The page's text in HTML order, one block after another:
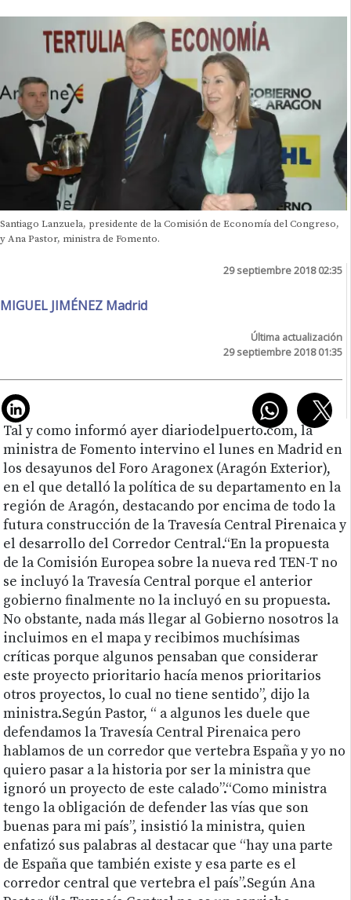
Santiago Lanzuela, presidente de la Comisión de Economía del Congreso,
y Ana Pastor, ministra de Fomento.
29 septiembre 2018 02:35
MIGUEL JIMÉNEZ Madrid
Última actualización
29 septiembre 2018 01:35
Tal y como informó ayer diariodelpuerto.com, la
ministra de Fomento intervino el lunes en Madrid en
los desayunos del Foro Aragonex (Aragón Exterior),
en el que detalló la política de su departamento en la
región de Aragón, destacando por encima de todo la
futura construcción de la Travesía Central Pirenaica y
el desarrollo del Corredor Central.“En la propuesta
de la Comisión Europea sobre la nueva red TEN-T no
se incluyó la Travesía Central porque el anterior
gobierno finalmente no la incluyó en su propuesta.
No obstante, nada más llegar al Gobierno nosotros la
incluimos en el mapa y recibimos muchísimas
críticas porque algunos pensaban que considerar
este proyecto prioritario hacía menos prioritarios
otros proyectos, lo cual no tiene sentido”, dijo la
ministra.Según Pastor, “ a algunos les duele que
defendamos la Travesía Central Pirenaica pero
hablamos de un corredor que vertebra España y yo no
quiero pasar a la historia por ser la ministra que
ignoró un proyecto de este calado”.“Como ministra
tengo la obligación de defender las vías que son
buenas para mi país”, insistió la ministra, quien
enfatizó sus palabras al destacar que “hay una parte
de España que también existe y esa parte es el
corredor central que vertebra el país”.Según Ana